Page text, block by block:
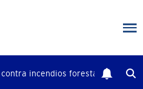
incendios forestales